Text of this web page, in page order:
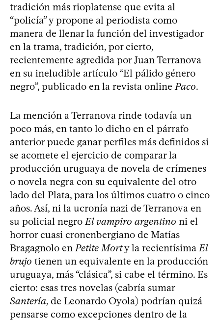
tradición más rioplatense que evita al
“policía” y propone al periodista como
manera de llenar la función del investigador
en la trama, tradición, por cierto,
recientemente agredida por Juan Terranova
en su ineludible artículo “El pálido género
negro”, publicado en la revista onlinePaco.
La mención a Terranova rinde todavía un
poco más, en tanto lo dicho en el párrafo
anterior puede ganar perfiles más definidos si
se acomete el ejercicio de comparar la
producción uruguaya de novela de crímenes
o novela negra con su equivalente del otro
lado del Plata, para los últimos cuatro o cinco
años. Así, ni la ucronía nazi de Terranova en
su policial negroEl vampiro argentino ni el
horror cuasi cronenbergiano de Matías
Bragagnolo enPetite Morty la recientísimaEl
brujo tienen un equivalente en la producción
uruguaya, más “clásica”, si cabe el término. Es
cierto: esas tres novelas (cabría sumar
Santería, de Leonardo Oyola) podrían quizá
pensarse como excepciones dentro de la